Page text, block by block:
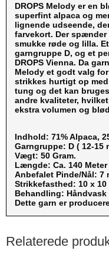
DROPS Melody er en
superfint alpaca og
lignende udseende,
farvekort. Der
smukke røde og lilla.
garngruppe D, og et
DROPS Vienna. Da
Melody et godt valg
strikkes hurtigt op
tung og det kan
andre kvaliteter,
ekstra volumen og
Indhold: 71% Alpaca,
Garngruppe: D ( 12-15
Vægt: 50 Gram.
Længde: Ca. 140 Meter
Anbefalet Pinde/Nål: 7
Strikkefasthed: 10 x 10
Behandling: Håndvask
Dette garn er
Relaterede